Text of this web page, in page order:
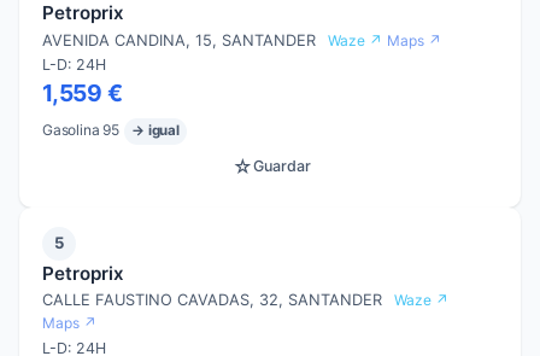
Petroprix
AVENIDA CANDINA, 15, SANTANDER Waze ↗ Maps ↗
L-D: 24H
1,559 €
Gasolina 95 → igual
☆Guardar
5
Petroprix
CALLE FAUSTINO CAVADAS, 32, SANTANDER
Waze ↗
Maps ↗
L-D: 24H